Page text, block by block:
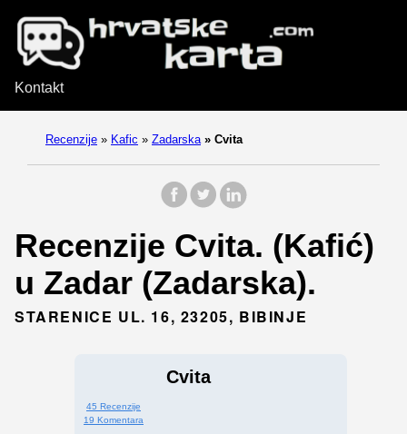
Kontakt
Recenzije » Kafic » Zadarska » Cvita
Recenzije Cvita. (Kafić)
u Zadar (Zadarska).
STARENICE UL. 16, 23205, BIBINJE
Cvita
45 Recenzije
19 Komentara